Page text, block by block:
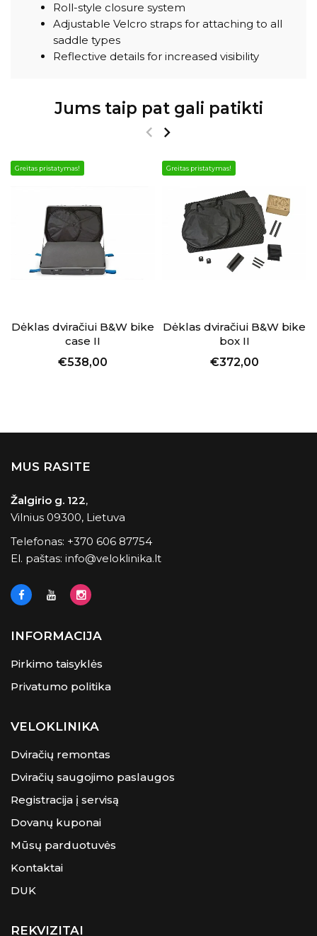
Roll-style closure system
Adjustable Velcro straps for attaching to all
saddle types
Reflective details for increased visibility
Jums taip pat gali patikti
Greitas pristatymas!
Dėklas dviračiui B&W bike
case II
€538,00
Greitas pristatymas!
Dėklas dviračiui B&W bike
box II
€372,00
MUS RASITE
Žalgirio g. 122,
Vilnius 09300, Lietuva
Telefonas: +370 606 87754
El. paštas: info@veloklinika.lt
INFORMACIJA
Pirkimo taisyklės
Privatumo politika
VELOKLINIKA
Dviračių remontas
Dviračių saugojimo paslaugos
Registracija į servisą
Dovanų kuponai
Mūsų parduotuvės
Kontaktai
DUK
REKVIZITAI